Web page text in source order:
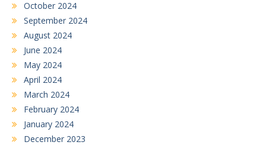
October 2024
September 2024
August 2024
June 2024
May 2024
April 2024
March 2024
February 2024
January 2024
December 2023